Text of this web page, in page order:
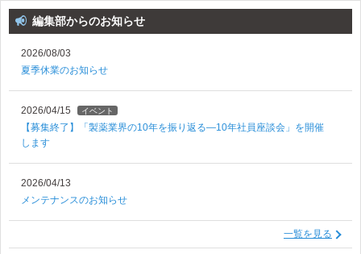
編集部からのお知らせ
2026/08/03
夏季休業のお知らせ
2026/04/15 イベント
【募集終了】「製薬業界の10年を振り返る―10年社員座談会」を開催
します
2026/04/13
メンテナンスのお知らせ
一覧を見る